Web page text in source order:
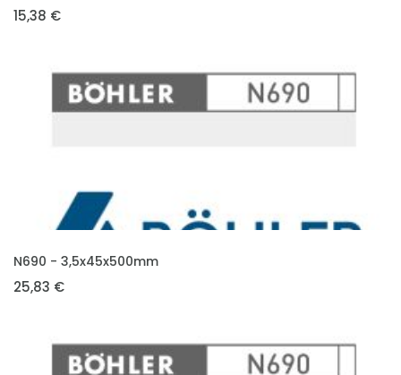
15,38 €
VLOŽIT DO KOŠÍKU
N690 - 3,5x45x500mm
25,83 €